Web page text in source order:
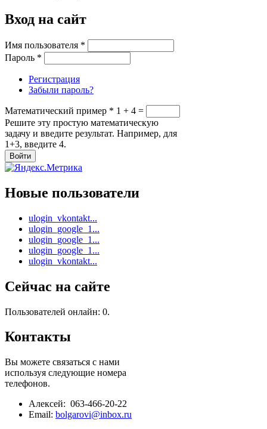
Вход на сайт
Имя пользователя *
Пароль *
Регистрация
Забыли пароль?
Математический пример * 1 + 4 =
Решите эту простую математическую
задачу и введите результат. Например, для
1+3, введите 4.
Новые пользователи
ulogin_vkontakt...
ulogin_google_1...
ulogin_google_1...
ulogin_google_1...
ulogin_vkontakt...
Сейчас на сайте
Пользователей онлайн: 0.
Контакты
Вы можете связаться с нами
используя следующие номера
телефонов.
Алексей: 063-466-20-22
Email: bolgarovi@inbox.ru